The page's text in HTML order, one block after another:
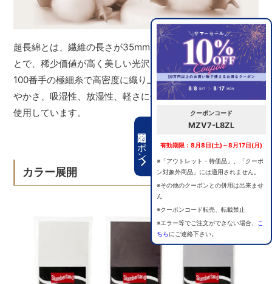
期間限定クーポン
クーポンコード
MZV7-L8ZL
有効期限：8月8日(土)～8月17日(月)
※「アウトレット・特価品」、「クーポ
ン対象外商品」には適用されません。
※その他のクーポンとの併用は出来ませ
ん
※クーポンコード転売、転載禁止
※エラー等でご注文ができない場合、
こ
ちらにご連絡下さい。
超長綿とは、繊維の長さが35mm以上の非常に長い綿のこ
とで、稀少価値が高く美しい光沢があります。その中でも
100番手の極細糸で高密度に織り上げており、肌触りやしな
やかさ、吸湿性、放湿性、軽さに優れた最高品質の素材を
使用しています。
カラー展開